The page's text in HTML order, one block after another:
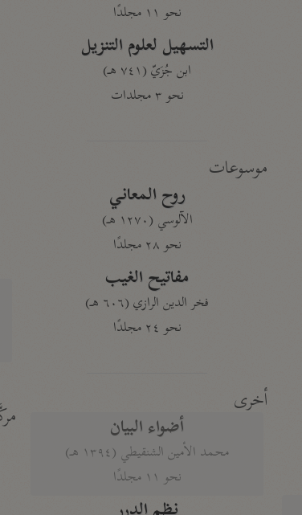
نحو ١١ مجلدًا
التسهيل لعلوم التنزيل
ابن جُزَيّ (٧٤١ هـ)
نحو ٣ مجلدات
موسوعات
روح المعاني
الآلوسي (١٢٧٠ هـ)
نحو ٢٨ مجلدًا
مفاتيح الغيب
فخر الدين الرازي (٦٠٦ هـ)
نحو ٢٤ مجلدًا
أخرى
أضواء البيان
محمد الأمين الشنقيطي (١٣٩٤ هـ)
نحو ١١ مجلدًا